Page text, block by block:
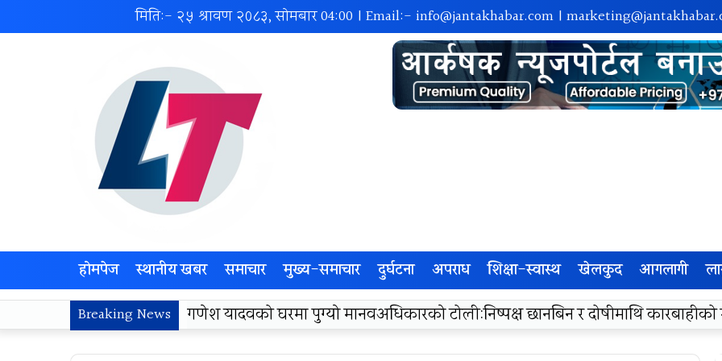
मिति:- २५ श्रावण २०८३, सोमबार04:00 | Email:- info@jantakhabar.com |
होमपेज स्थानीय खबर समाचार मुख्य-समाचार दुर्घटना अपराध शिक्षा-स्वास्थ खेलकुद आगलागी
Breaking News लोकज्योती उत्थान केन्द्रद्वारा अम्बासमा १०५ विपन्न विद्यार्थीलाई शैक्षिक तथा खेलकुद